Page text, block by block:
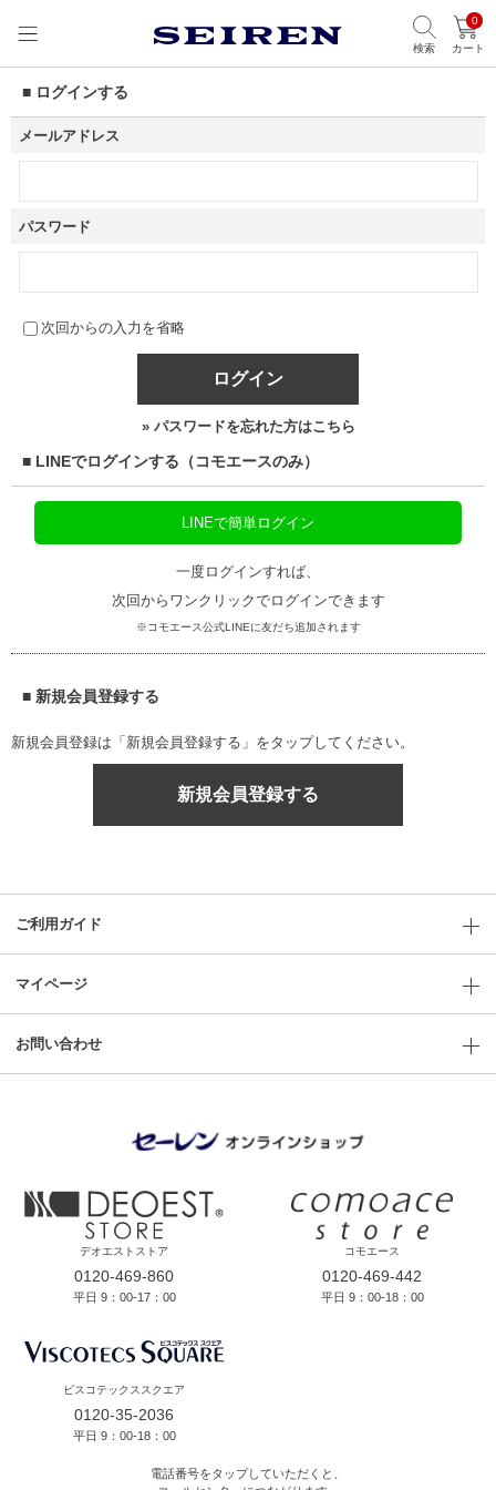
検索
0
カート
■ ログインする
メールアドレス
パスワード
次回からの入力を省略
ログイン
» パスワードを忘れた方はこちら
■ LINEでログインする（コモエースのみ）
LINEで簡単ログイン
一度ログインすれば、
次回からワンクリックでログインできます
※コモエース公式LINEに友だち追加されます
■ 新規会員登録する
新規会員登録は「新規会員登録する」をタップしてください。
新規会員登録する
ご利用ガイド
マイページ
お問い合わせ
デオエストストア
0120-469-860
平日 9：00-17：00
コモエース
0120-469-442
平日 9：00-18：00
ビスコテックススクエア
0120-35-2036
平日 9：00-18：00
電話番号をタップしていただくと、